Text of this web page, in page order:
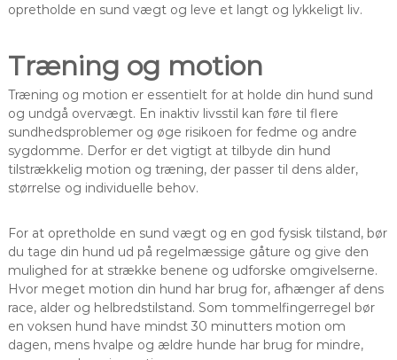
opretholde en sund vægt og leve et langt og lykkeligt liv.
Træning og motion
Træning og motion er essentielt for at holde din hund sund
og undgå overvægt. En inaktiv livsstil kan føre til flere
sundhedsproblemer og øge risikoen for fedme og andre
sygdomme. Derfor er det vigtigt at tilbyde din hund
tilstrækkelig motion og træning, der passer til dens alder,
størrelse og individuelle behov.
For at opretholde en sund vægt og en god fysisk tilstand, bør
du tage din hund ud på regelmæssige gåture og give den
mulighed for at strække benene og udforske omgivelserne.
Hvor meget motion din hund har brug for, afhænger af dens
race, alder og helbredstilstand. Som tommelfingerregel bør
en voksen hund have mindst 30 minutters motion om
dagen, mens hvalpe og ældre hunde har brug for mindre,